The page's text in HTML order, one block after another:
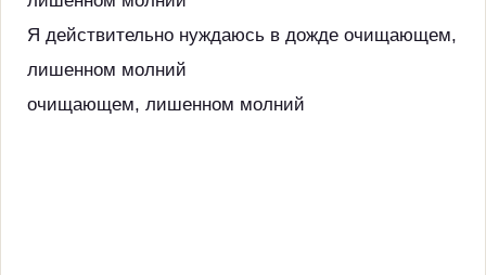
Я действительно нуждаюсь в дожде очищающем,
лишенном молний
очищающем, лишенном молний